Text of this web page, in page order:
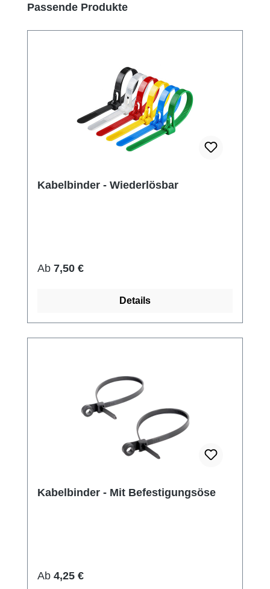
Produktgalerie überspringen
Passende Produkte
Kabelbinder - Wiederlösbar
Regulärer Preis:
Ab 7,50 €
Details
Kabelbinder - Mit Befestigungsöse
Regulärer Preis:
Ab 4,25 €